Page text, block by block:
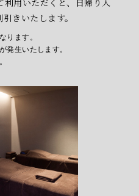
きいたします。
ります。
発生いたします。